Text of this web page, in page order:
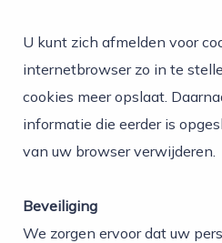
U kunt zich afmelden voor
internetbrowser zo in te
cookies meer opslaat.
informatie die eerder is
van uw browser verwijderen.
Beveiliging
We zorgen ervoor dat uw